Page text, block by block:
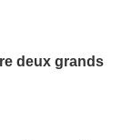
deux grands